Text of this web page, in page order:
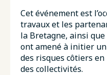
Cet événement est
travaux et les
la Bretagne, ainsi
ont amené à initier
des risques côtiers
des collectivités.